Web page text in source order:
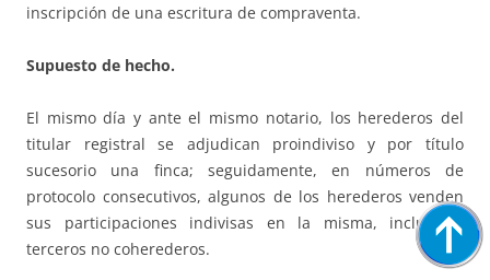
inscripción de una escritura de compraventa.
Supuesto de hecho.
El mismo día y ante el mismo notario, los herederos del
titular registral se adjudican proindiviso y por título
sucesorio una finca; seguidamente, en números de
protocolo consecutivos, algunos de los herederos venden
sus participaciones indivisas en la misma, incluso a
terceros no coherederos.